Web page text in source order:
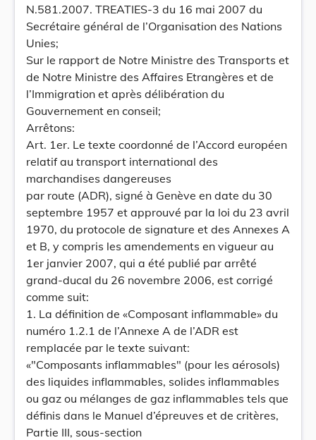
N.581.2007. TREATIES-3 du 16 mai 2007 du
Secrétaire général de l’Organisation des Nations
Unies;
Sur le rapport de Notre Ministre des Transports et
de Notre Ministre des Affaires Etrangères et de
l’Immigration et après délibération du
Gouvernement en conseil;
Arrêtons:
Art. 1er. Le texte coordonné de l’Accord européen
relatif au transport international des
marchandises dangereuses
par route (ADR), signé à Genève en date du 30
septembre 1957 et approuvé par la loi du 23 avril
1970, du protocole de signature et des Annexes A
et B, y compris les amendements en vigueur au
1er janvier 2007, qui a été publié par arrêté
grand-ducal du 26 novembre 2006, est corrigé
comme suit:
1. La définition de «Composant inflammable» du
numéro 1.2.1 de l’Annexe A de l’ADR est
remplacée par le texte suivant:
«"Composants inflammables" (pour les aérosols)
des liquides inflammables, solides inflammables
ou gaz ou mélanges de gaz inflammables tels que
définis dans le Manuel d’épreuves et de critères,
Partie III, sous-section